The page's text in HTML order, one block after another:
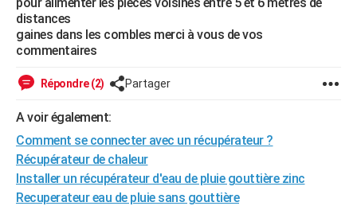
BONS PLANS
Carte de Noël
Carte Bonne année
Carte Saint-Valentin
Carte Pâques
Carte d'anniversaire
DICTIONNAIRE
Dictionnaire
Biographies
Citations
Expressions
Proverbes
PROGRAMME TV
COPAINS D'AVANT
S'inscrire
Se connecter
Lycées
Collèges
Primaires
Universités
Entreprises
Service militaire
Avis de recherche
distances
gaines dans les combles merci à vous de vos
commentaires
Répondre (2) Partager
A voir également:
Comment se connecter avec un récupérateur ?
Récupérateur de chaleur
Installer un récupérateur d'eau de pluie gouttière zinc
Recuperateur eau de pluie sans gouttière